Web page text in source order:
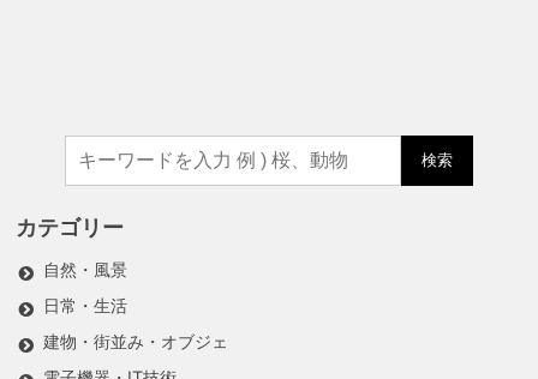
検索
カテゴリー
自然・風景
日常・生活
建物・街並み・オブジェ